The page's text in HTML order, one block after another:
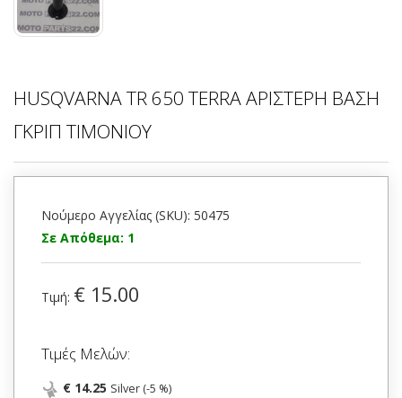
HUSQVARNA TR 650 TERRA ΑΡΙΣΤΕΡΗ ΒΑΣΗ
ΓΚΡΙΠ ΤΙΜΟΝΙΟΥ
Νούμερο Αγγελίας (SKU): 50475
Σε Απόθεμα: 1
Τιμή: € 15.00
Τιμές Μελών:
€ 14.25 Silver (-5 %)